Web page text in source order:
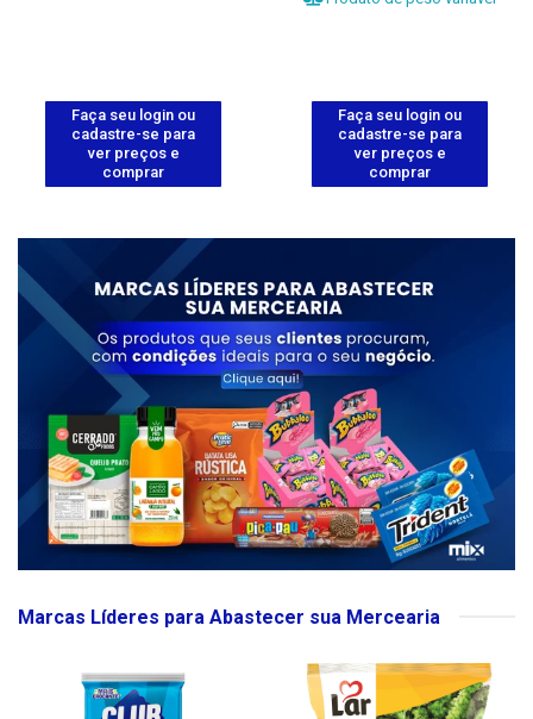
Faça seu login ou
cadastre-se para
ver preços e
comprar
Faça seu login ou
cadastre-se para
ver preços e
comprar
Marcas Líderes para Abastecer sua Mercearia